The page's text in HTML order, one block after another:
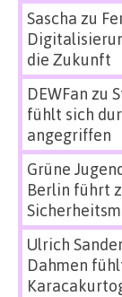
Sascha zu
die Zukunft
DEWFan zu
fühlt sich
angegriffen
Grüne
Berlin führt
Ulrich
Dahmen